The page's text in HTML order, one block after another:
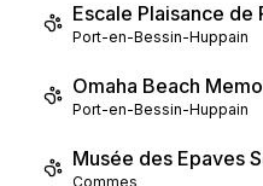
Escale Plaisance de
Port-en-Bessin-Huppain
Omaha Beach
Port-en-Bessin-Huppain
Commes